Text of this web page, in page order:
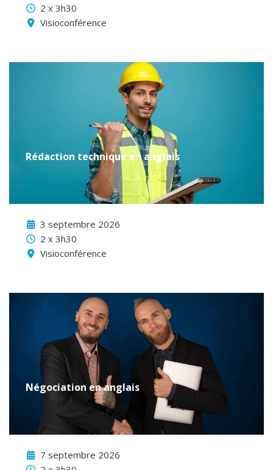
2 x 3h30
Visioconférence
Rédaction technique en anglais
3 septembre 2026
2 x 3h30
Visioconférence
Négociation en anglais
7 septembre 2026